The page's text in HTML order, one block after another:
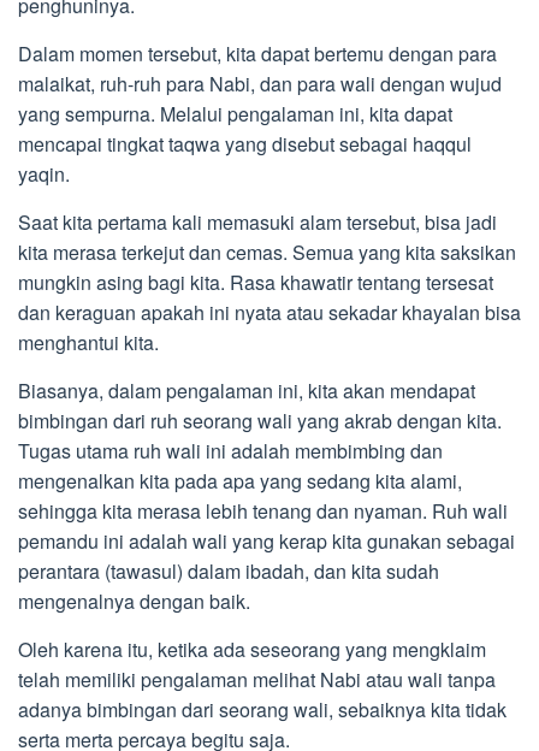
penghuninya.
Dalam momen tersebut, kita dapat bertemu dengan para
malaikat, ruh-ruh para Nabi, dan para wali dengan wujud
yang sempurna. Melalui pengalaman ini, kita dapat
mencapai tingkat taqwa yang disebut sebagai haqqul
yaqin.
Saat kita pertama kali memasuki alam tersebut, bisa jadi
kita merasa terkejut dan cemas. Semua yang kita saksikan
mungkin asing bagi kita. Rasa khawatir tentang tersesat
dan keraguan apakah ini nyata atau sekadar khayalan bisa
menghantui kita.
Biasanya, dalam pengalaman ini, kita akan mendapat
bimbingan dari ruh seorang wali yang akrab dengan kita.
Tugas utama ruh wali ini adalah membimbing dan
mengenalkan kita pada apa yang sedang kita alami,
sehingga kita merasa lebih tenang dan nyaman. Ruh wali
pemandu ini adalah wali yang kerap kita gunakan sebagai
perantara (tawasul) dalam ibadah, dan kita sudah
mengenalnya dengan baik.
Oleh karena itu, ketika ada seseorang yang mengklaim
telah memiliki pengalaman melihat Nabi atau wali tanpa
adanya bimbingan dari seorang wali, sebaiknya kita tidak
serta merta percaya begitu saja.